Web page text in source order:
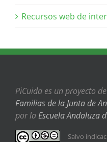
Recursos web de
PiCuida es un proyecto
Familias de la Junta de
por laEscuela Andaluza
Salvo